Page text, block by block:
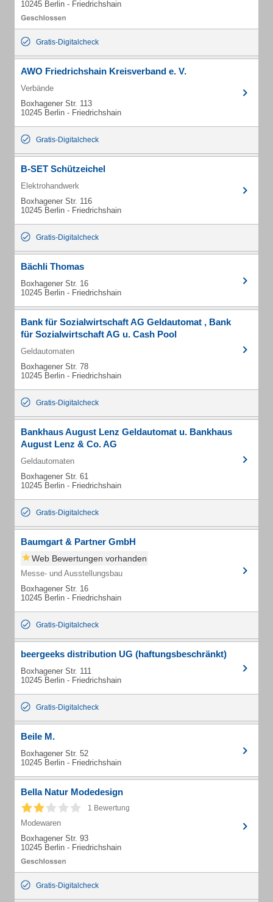
10245 Berlin - Friedrichshain
Gratis-Digitalcheck
AWO Friedrichshain Kreisverband e. V.
Verbände
Boxhagener Str. 113
10245 Berlin - Friedrichshain
Gratis-Digitalcheck
B-SET Schützeichel
Elektrohandwerk
Boxhagener Str. 116
10245 Berlin - Friedrichshain
Gratis-Digitalcheck
Bächli Thomas
Boxhagener Str. 16
10245 Berlin - Friedrichshain
Bank für Sozialwirtschaft AG Geldautomat , Bank
für Sozialwirtschaft AG u. Cash Pool
Geldautomaten
Boxhagener Str. 78
10245 Berlin - Friedrichshain
Gratis-Digitalcheck
Bankhaus August Lenz Geldautomat u. Bankhaus
August Lenz & Co. AG
Geldautomaten
Boxhagener Str. 61
10245 Berlin - Friedrichshain
Gratis-Digitalcheck
Baumgart & Partner GmbH
Web Bewertungen vorhanden
Messe- und Ausstellungsbau
Boxhagener Str. 16
10245 Berlin - Friedrichshain
Gratis-Digitalcheck
beergeeks distribution UG (haftungsbeschränkt)
Boxhagener Str. 111
10245 Berlin - Friedrichshain
Gratis-Digitalcheck
Beile M.
Boxhagener Str. 52
10245 Berlin - Friedrichshain
Bella Natur Modedesign
1 Bewertung
Modewaren
Boxhagener Str. 93
10245 Berlin - Friedrichshain
Gratis-Digitalcheck